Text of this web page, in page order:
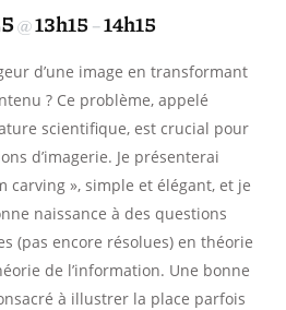
@13h15–14h15
d’une image en transformant
? Ce problème, appelé
scientifique, est crucial pour
d’imagerie. Je présenterai
carving », simple et élégant, et je
naissance à des questions
(pas encore résolues) en théorie
de l’information. Une bonne
à illustrer la place parfois